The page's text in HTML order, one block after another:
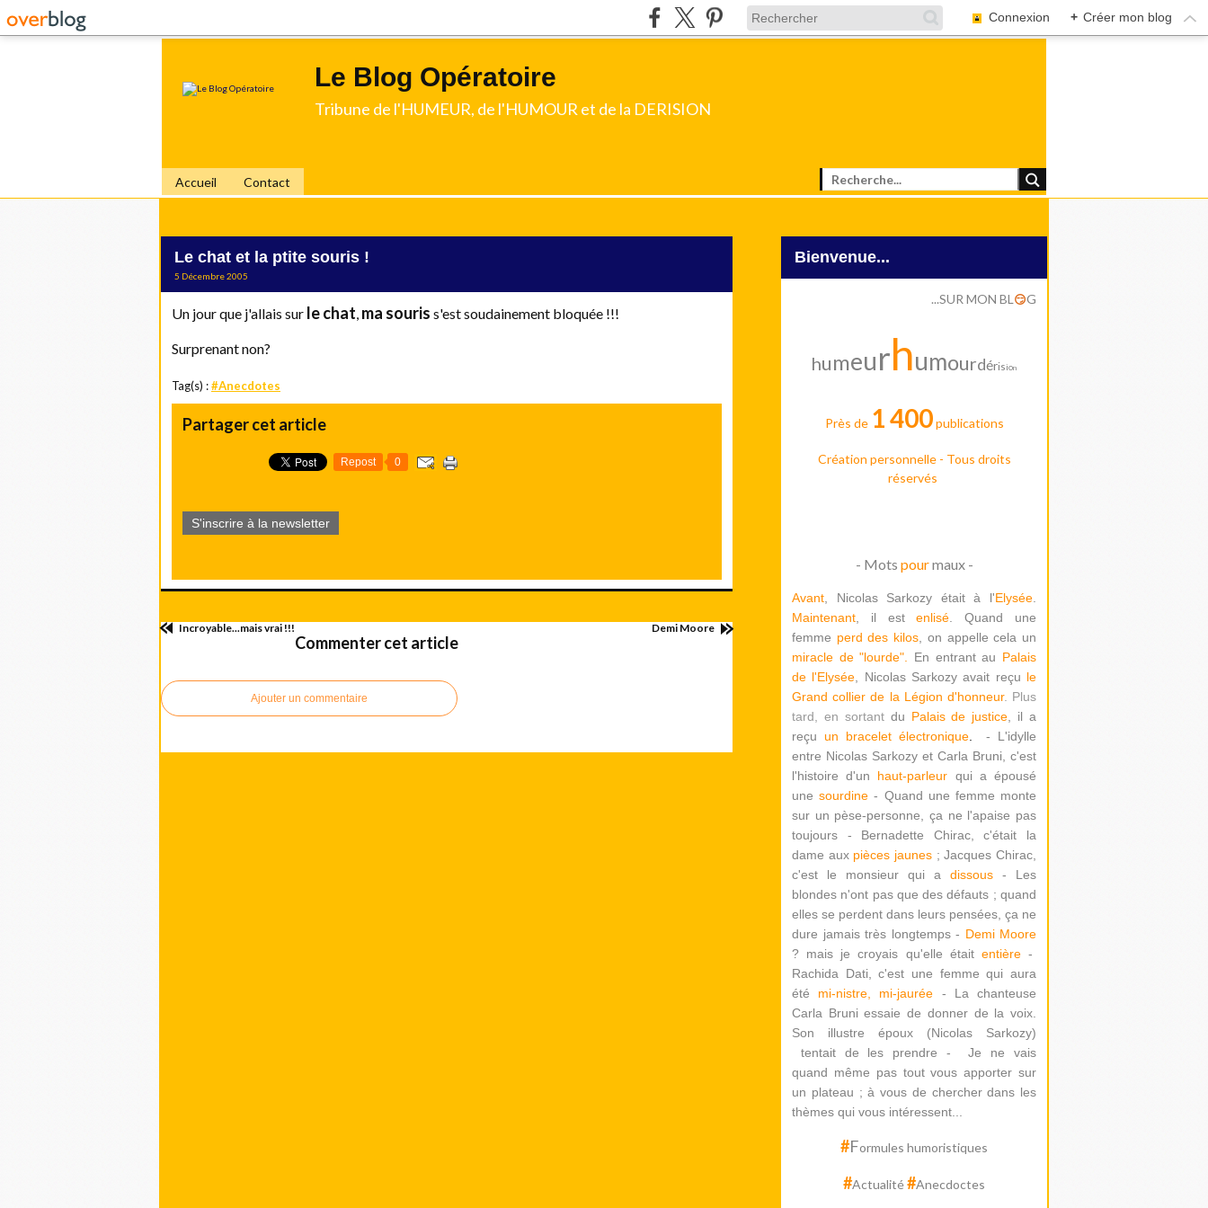
Connexion + Créer mon blog
Le Blog Opératoire
Tribune de l'HUMEUR, de l'HUMOUR et de la DERISION
Accueil Contact
Le chat et la ptite souris !
5 Décembre 2005
Un jour que j'allais sur le chat, ma souris s'est soudainement bloquée !!!
Surprenant non?
Tag(s) :#Anecdotes
Partager cet article
Repost 0
S'inscrire à la newsletter
Incroyable...mais vrai !!! Demi Moore
Commenter cet article
Ajouter un commentaire
Bienvenue...
...SUR MON BL 😏G
humeurhumourdérision
Près de 1 400 publications
Création personnelle - Tous droits
réservés
- Mots pourmaux -
Avant , Nicolas Sarkozy était à l'Elysée
Maintenant , il estenlisé . Quand une
femme perd des kilos , on appelle cela un
miracle de "lourde". En entrant au Palais
de l'Elysée , Nicolas Sarkozy avait reçu le
Grand collier de la Légion d'honneur. Plus
tard, en sortantdu Palais de justice , il a
reçu un bracelet électronique.
- L'idylle
entre Nicolas Sarkozy et Carla Bruni, c'est
l'histoire d'un haut-parleur qui a épousé
unesourdine - Quand une femme monte
sur un pèse-personne, ça ne l'apaise pas
toujours - Bernadette Chirac, c'était la
dame aux pièces jaunes ; Jacques Chirac,
c'est le monsieur qui a dissous - Les
blondes n'ont pas que des défauts ; quand
elles se perdent dans leurs pensées, ça ne
dure jamais très longtemps - Demi Moore
? mais je croyais qu'elle étaitentière-
Rachida Dati , c'est une femme qui aura
été mi-nistre, mi-jaurée -
La chanteuse
Carla Bruni essaie de donner de la voix.
Son illustre époux (Nicolas Sarkozy)
tentait de les prendre - Je ne vais
quand même pas tout vous apporter sur
un plateau ; à vous de chercher dans les
thèmes qui vous intéressent...
#Formules humoristiques
#Actualité#Anecdoctes